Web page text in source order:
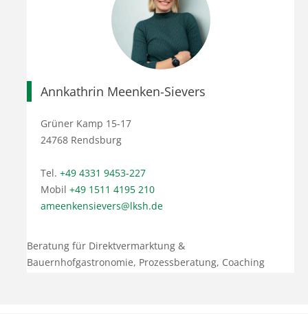
Annkathrin Meenken-Sievers
Grüner Kamp 15-17
24768 Rendsburg
Tel. +49 4331 9453-227
Mobil +49 1511 4195 210
ameenkensievers@lksh.de
Beratung für Direktvermarktung &
Bauernhofgastronomie, Prozessberatung, Coaching